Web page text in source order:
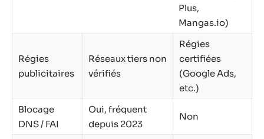
Plus,
Mangas.io)
Régies
publicitaires
Réseaux tiers non
vérifiés
Régies
certifiées
(Google Ads,
etc.)
Blocage
DNS / FAI
Oui, fréquent
depuis 2023
Non